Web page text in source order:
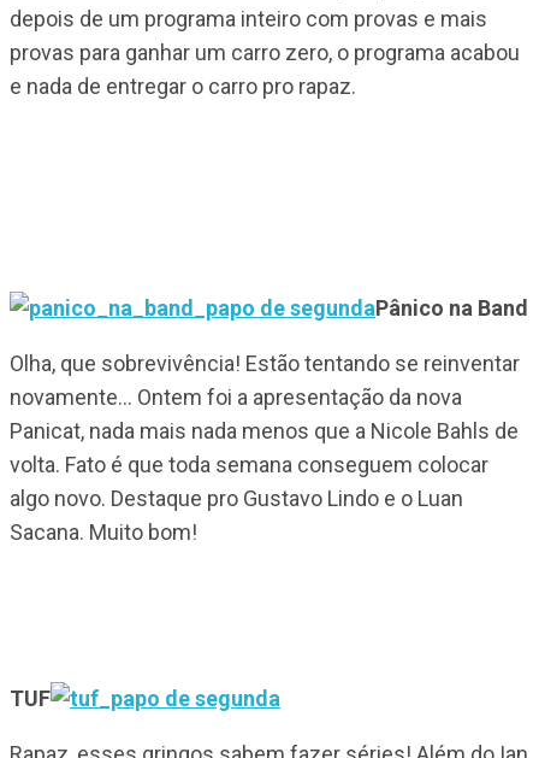
depois de um programa inteiro com provas e mais
provas para ganhar um carro zero, o programa acabou
e nada de entregar o carro pro rapaz.
Pânico na Band
Olha, que sobrevivência! Estão tentando se reinventar
novamente… Ontem foi a apresentação da nova
Panicat, nada mais nada menos que a Nicole Bahls de
volta. Fato é que toda semana conseguem colocar
algo novo. Destaque pro Gustavo Lindo e o Luan
Sacana. Muito bom!
TUF